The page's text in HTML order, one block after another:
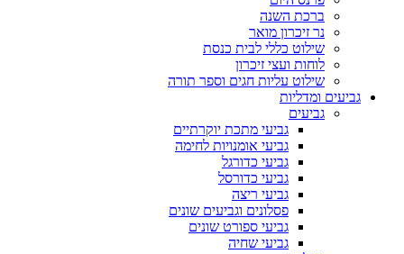
ברכת השנה
נר זיכרון מואר
שילוט כללי לבית כנסת
לוחות ועצי זיכרון
שילוט עליות חגים וספר תורה
גביעים ומדליות
גביעים
גביעי מתכת יוקרתיים
גביעי אומנויות לחימה
גביעי כדורגל
גביעי כדורסל
גביעי ריצה
פסלונים וגביעים שונים
גביעי ספורט שונים
גביעי שחיה